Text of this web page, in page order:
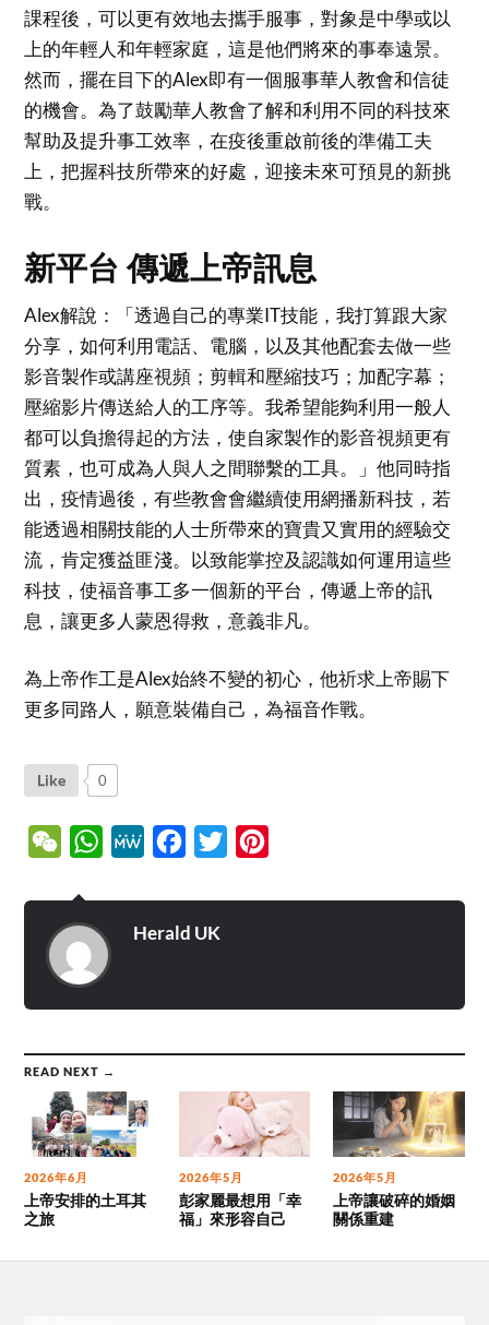
課程後，可以更有效地去攜手服事，對象是中學或以
上的年輕人和年輕家庭，這是他們將來的事奉遠景。
然而，擺在目下的Alex即有一個服事華人教會和信徒
的機會。為了鼓勵華人教會了解和利用不同的科技來
幫助及提升事工效率，在疫後重啟前後的準備工夫
上，把握科技所帶來的好處，迎接未來可預見的新挑
戰。
新平台 傳遞上帝訊息
Alex解說：「透過自己的專業IT技能，我打算跟大家
分享，如何利用電話、電腦，以及其他配套去做一些
影音製作或講座視頻；剪輯和壓縮技巧；加配字幕；
壓縮影片傳送給人的工序等。我希望能夠利用一般人
都可以負擔得起的方法，使自家製作的影音視頻更有
質素，也可成為人與人之間聯繫的工具。」他同時指
出，疫情過後，有些教會會繼續使用網播新科技，若
能透過相關技能的人士所帶來的寶貴又實用的經驗交
流，肯定獲益匪淺。以致能掌控及認識如何運用這些
科技，使福音事工多一個新的平台，傳遞上帝的訊
息，讓更多人蒙恩得救，意義非凡。
為上帝作工是Alex始終不變的初心，他祈求上帝賜下
更多同路人，願意裝備自己，為福音作戰。
Like 0
WeChatWhatsApp
MeWe Facebook
Twitter
Herald UK
READ NEXT →
2026年6月
上帝安排的土耳其
之旅
2026年5月
彭家麗最想用「幸
福」來形容自己
2026年5月
上帝讓破碎的婚姻
關係重建